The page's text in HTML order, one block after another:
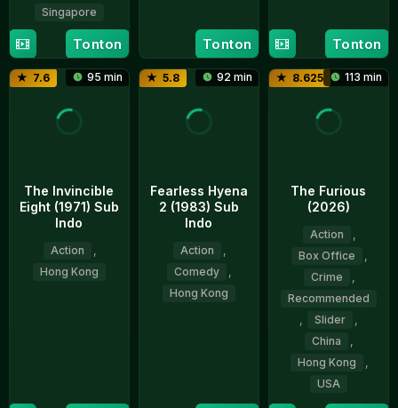
Singapore
29
Oct
2025
Tommy
Ng
Kai-
Tonton Tonton Tonton
7.6 95 min
The Invincible
Eight (1971) Sub
Indo
Action
,
Hong Kong
5.8 92 min
Fearless Hyena
2 (1983) Sub
Indo
Action
,
Comedy
,
Hong Kong
8.625 113 min
The Furious
(2026)
Action
,
Box Office
,
Crime
,
Recommended
,
Slider
,
China
,
Hong Kong
,
USA